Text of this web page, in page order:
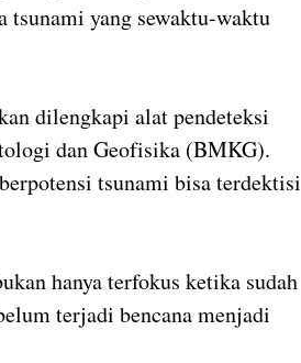
tsunami yang sewaktu-waktu
dilengkapi alat pendeteksi
dan Geofisika (BMKG).
tsunami bisa terdektisi
hanya terfokus ketika sudah
terjadi bencana menjadi